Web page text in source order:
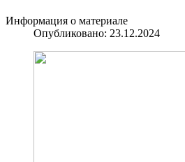
Информация о материале
Опубликовано: 23.12.2024